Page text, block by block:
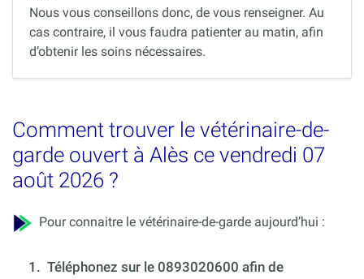
Nous vous conseillons donc, de vous renseigner. Au
cas contraire, il vous faudra patienter au matin, afin
d’obtenir les soins nécessaires.
Comment trouver le vétérinaire-de-
garde ouvert à Alès ce vendredi 07
août 2026 ?
Pour connaitre le vétérinaire-de-garde aujourd’hui :
1. Téléphonez sur le 0893020600 afin de